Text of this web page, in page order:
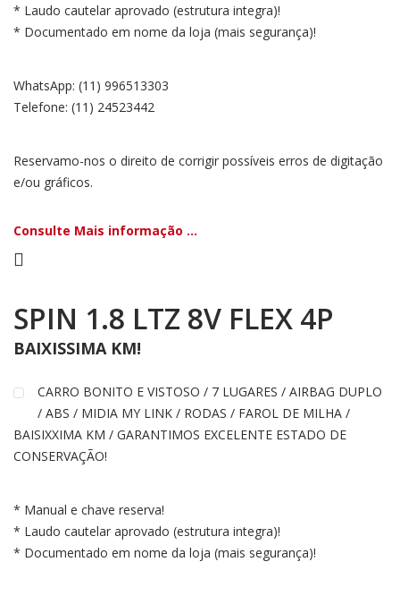
* Laudo cautelar aprovado (estrutura integra)!
* Documentado em nome da loja (mais segurança)!
WhatsApp: (11) 996513303
Telefone: (11) 24523442
Reservamo-nos o direito de corrigir possíveis erros de digitação
e/ou gráficos.
Consulte Mais informação ...
SPIN 1.8 LTZ 8V FLEX 4P
BAIXISSIMA KM!
CARRO BONITO E VISTOSO / 7 LUGARES / AIRBAG DUPLO
/ ABS / MIDIA MY LINK / RODAS / FAROL DE MILHA /
BAISIXXIMA KM / GARANTIMOS EXCELENTE ESTADO DE
CONSERVAÇÃO!
* Manual e chave reserva!
* Laudo cautelar aprovado (estrutura integra)!
* Documentado em nome da loja (mais segurança)!